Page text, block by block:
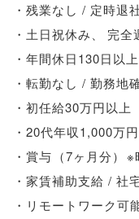
・残業なし / 定時退
・土日祝休み、
完全
・年間休日130日以上
・転勤なし / 勤務地
・初任給30万円以上
・20代年収1,000万
・賞与 （7ヶ月分） ※
・家賃補助支給 / 社
・リモートワーク可